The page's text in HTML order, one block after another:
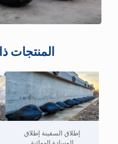
المنتجات
إطلاق السفينة إطلاق